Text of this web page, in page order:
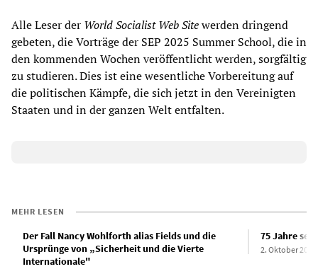
Alle Leser der World Socialist Web Sitewerden dringend
gebeten, die Vorträge der SEP 2025 Summer School, die in
den kommenden Wochen veröffentlicht werden, sorgfältig
zu studieren. Dies ist eine wesentliche Vorbereitung auf
die politischen Kämpfe, die sich jetzt in den Vereinigten
Staaten und in der ganzen Welt entfalten.
MEHR LESEN
Der Fall Nancy Wohlforth alias Fields und die
Ursprünge von „Sicherheit und die Vierte
Internationale"
75 Jahre
2. Oktober 2015